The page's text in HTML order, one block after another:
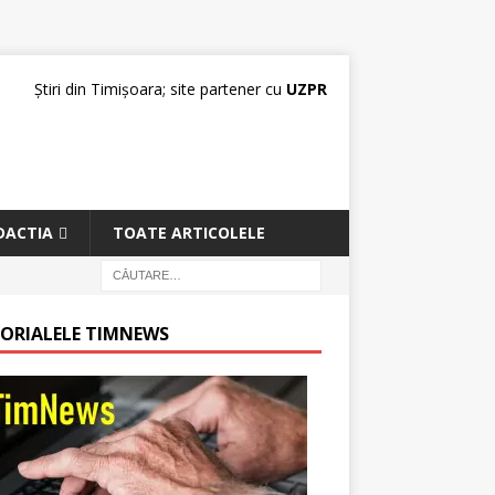
Știri din Timișoara; site partener cu UZPR
TOATE ARTICOLELE
TIMNEWS